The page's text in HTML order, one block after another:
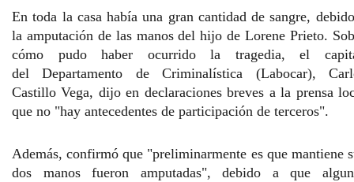
En toda la casa había una gran cantidad de sangre,
la amputación de las manos delhijo de Lorene Prieto.
cómo pudo haber ocurrido la tragedia, el
del Departamento de Criminalística (Labocar),
Castillo Vega, dijo en declaraciones breves a la prensa
que no "hay antecedentes de participación de terceros".
Además, confirmó que "preliminarmente es que mantiene
dos manos fueron amputadas",debido a que